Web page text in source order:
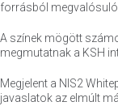
forrásból
A színek mögött
megmutatnak a KSH
Megjelent a NIS2
javaslatok az elmúlt